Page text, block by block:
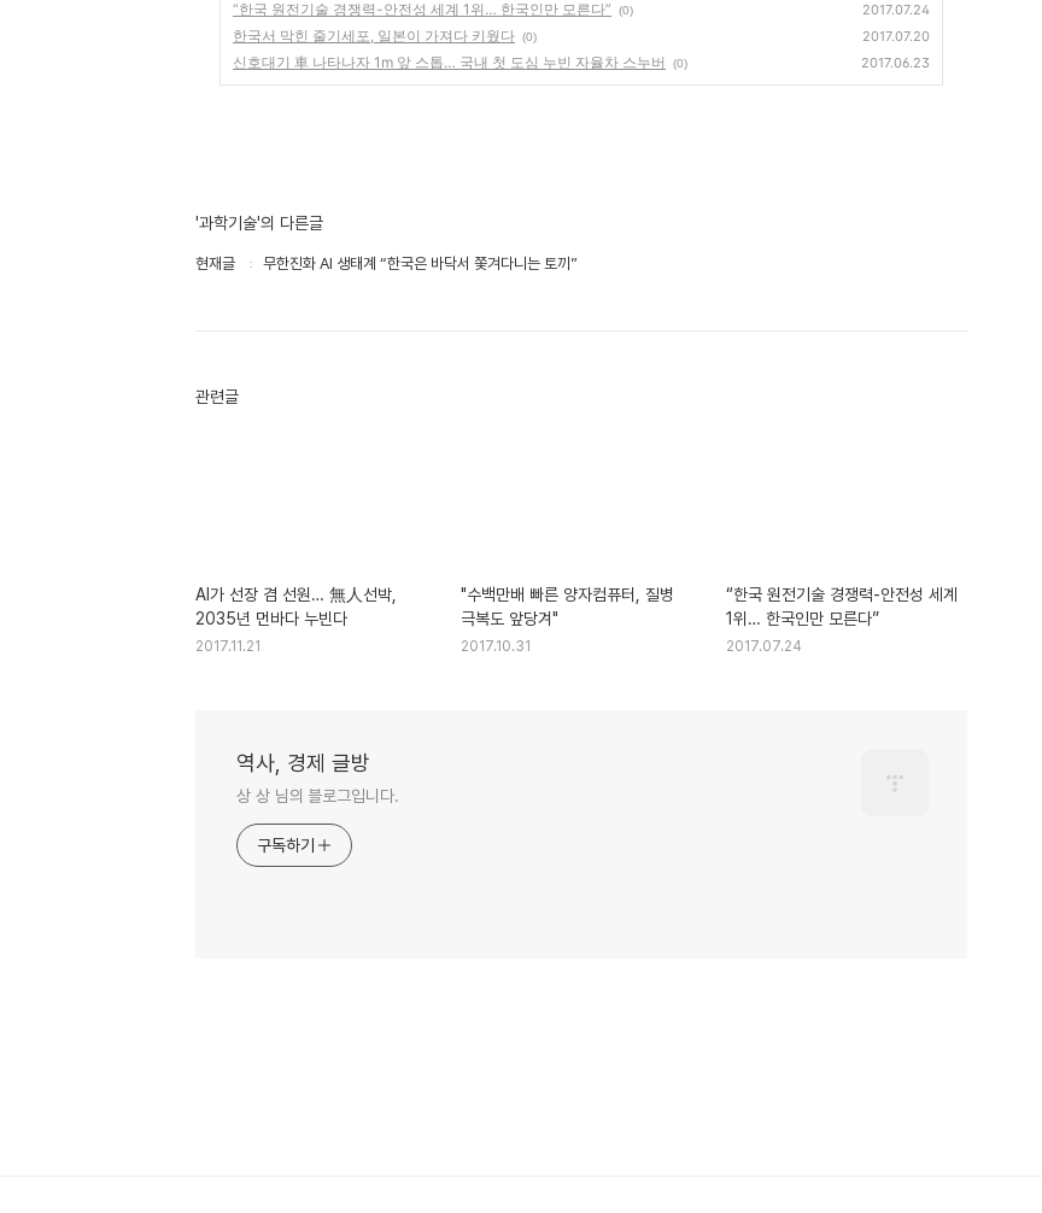
“한국 원전기술 경쟁력-안전성 세계 1위… 한국인만 모른다” (0) 2017.07.24
한국서 막힌 줄기세포, 일본이 가져다 키웠다 (0) 2017.07.20
신호대기 車 나타나자 1m 앞 스톱… 국내 첫 도심 누빈 자율차 스누버 (0) 2017.06.23
'과학기술'의 다른글
현재글 무한진화 AI 생태계 “한국은 바닥서 쫓겨다니는 토끼”
관련글
AI가 선장 겸 선원… 無人선박,
2035년 먼바다 누빈다
2017.11.21
"수백만배 빠른 양자컴퓨터, 질병
극복도 앞당겨"
2017.10.31
“한국 원전기술 경쟁력-안전성 세계
1위… 한국인만 모른다”
2017.07.24
역사, 경제 글방
상 상 님의 블로그입니다.
구독하기